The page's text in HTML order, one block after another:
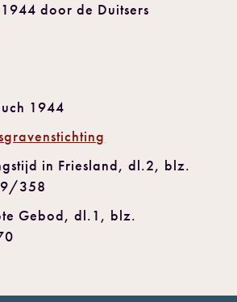
door de Duitsers
1944
in Friesland, dl.2, blz.
358
Gebod, dl.1, blz.